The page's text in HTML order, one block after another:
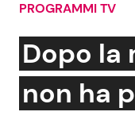
Social News
PROGRAMMI TV
Dopo la
non ha